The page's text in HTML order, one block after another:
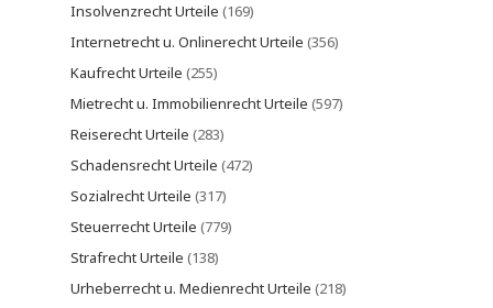
Insolvenzrecht Urteile (169)
Internetrecht u. Onlinerecht Urteile (356)
Kaufrecht Urteile (255)
Mietrecht u. Immobilienrecht Urteile (597)
Reiserecht Urteile (283)
Schadensrecht Urteile (472)
Sozialrecht Urteile (317)
Steuerrecht Urteile (779)
Strafrecht Urteile (138)
Urheberrecht u. Medienrecht Urteile (218)